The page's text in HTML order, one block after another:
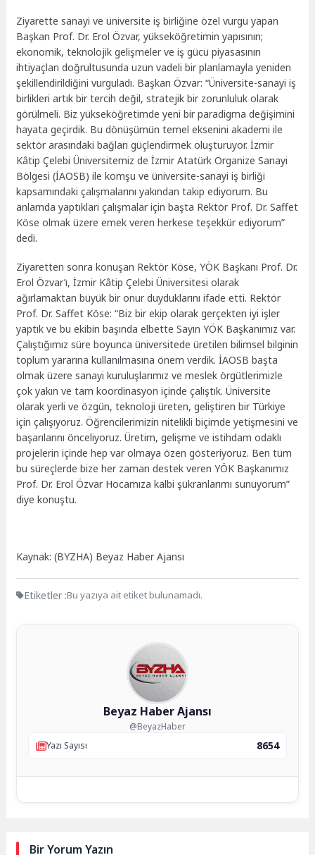
Ziyarette sanayi ve üniversite iş birliğine özel vurgu yapan
Başkan Prof. Dr. Erol Özvar, yükseköğretimin yapısının;
ekonomik, teknolojik gelişmeler ve iş gücü piyasasının
ihtiyaçları doğrultusunda uzun vadeli bir planlamayla yeniden
şekillendirildiğini vurguladı. Başkan Özvar: “Üniversite-sanayi iş
birlikleri artık bir tercih değil, stratejik bir zorunluluk olarak
görülmeli. Biz yükseköğretimde yeni bir paradigma değişimini
hayata geçirdik. Bu dönüşümün temel eksenini akademi ile
sektör arasındaki bağları güçlendirmek oluşturuyor. İzmir
Kâtip Çelebi Üniversitemiz de İzmir Atatürk Organize Sanayi
Bölgesi (İAOSB) ile komşu ve üniversite-sanayi iş birliği
kapsamındaki çalışmalarını yakından takip ediyorum. Bu
anlamda yaptıkları çalışmalar için başta Rektör Prof. Dr. Saffet
Köse olmak üzere emek veren herkese teşekkür ediyorum”
dedi.
Ziyaretten sonra konuşan Rektör Köse, YÖK Başkanı Prof. Dr.
Erol Özvar’ı, İzmir Kâtip Çelebi Üniversitesi olarak
ağırlamaktan büyük bir onur duyduklarını ifade etti. Rektör
Prof. Dr. Saffet Köse: “Biz bir ekip olarak gerçekten iyi işler
yaptık ve bu ekibin başında elbette Sayın YÖK Başkanımız var.
Çalıştığımız süre boyunca üniversitede üretilen bilimsel bilginin
toplum yararına kullanılmasına önem verdik. İAOSB başta
olmak üzere sanayi kuruluşlarımız ve meslek örgütlerimizle
çok yakın ve tam koordinasyon içinde çalıştık. Üniversite
olarak yerli ve özgün, teknoloji üreten, geliştiren bir Türkiye
için çalışıyoruz. Öğrencilerimizin nitelikli biçimde yetişmesini ve
başarılarını önceliyoruz. Üretim, gelişme ve istihdam odaklı
projelerin içinde hep var olmaya özen gösteriyoruz. Ben tüm
bu süreçlerde bize her zaman destek veren YÖK Başkanımız
Prof. Dr. Erol Özvar Hocamıza kalbi şükranlarımı sunuyorum”
diye konuştu.
Kaynak: (BYZHA) Beyaz Haber Ajansı
Etiketler :Bu yazıya ait etiket bulunamadı.
Beyaz Haber Ajansı
@BeyazHaber
Yazı Sayısı
8654
Bir Yorum Yazın